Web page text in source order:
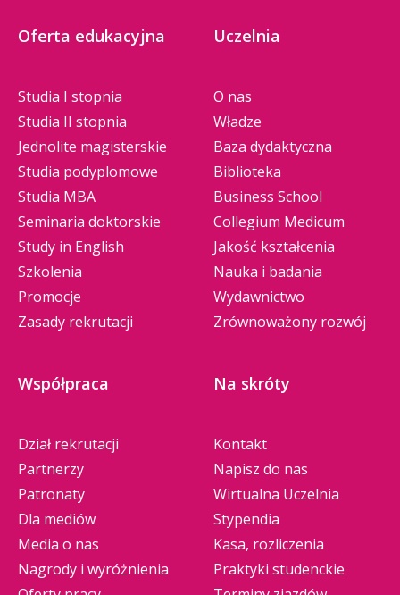
Oferta edukacyjna
Studia I stopnia
Studia II stopnia
Jednolite magisterskie
Studia podyplomowe
Studia MBA
Seminaria doktorskie
Study in English
Szkolenia
Promocje
Zasady rekrutacji
Uczelnia
O nas
Władze
Baza dydaktyczna
Biblioteka
Business School
Collegium Medicum
Jakość kształcenia
Nauka i badania
Wydawnictwo
Zrównoważony rozwój
Współpraca
Dział rekrutacji
Partnerzy
Patronaty
Dla mediów
Media o nas
Nagrody i wyróżnienia
Na skróty
Kontakt
Napisz do nas
Wirtualna Uczelnia
Stypendia
Kasa, rozliczenia
Praktyki studenckie